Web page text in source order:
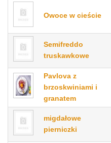
Owoce w cieście
Semifreddo
truskawkowe
Pavlova z
brzoskwiniami i
granatem
migdałowe
pierniczki